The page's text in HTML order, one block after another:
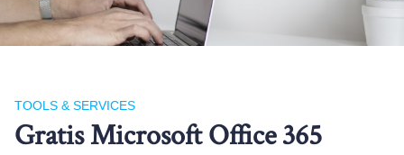
TOOLS & SERVICES
Gratis Microsoft Office 365